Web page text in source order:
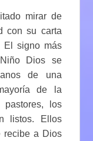
mirar de
con su carta
El signo más
Dios se
de una
de la
pastores, los
listos. Ellos
recibe a Dios